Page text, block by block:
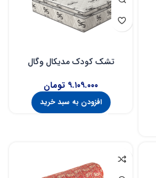
تشک کودک مدیکال وگال
۹.۱۰۹.۰۰۰ تومان
افزودن به سبد خرید